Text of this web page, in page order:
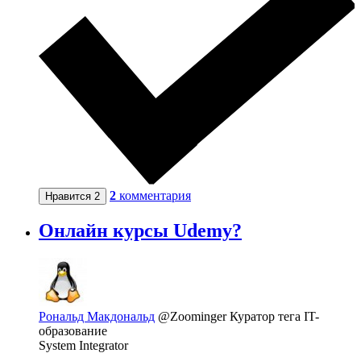
Нравится 2 2 комментария
Онлайн курсы Udemy?
Рональд Макдональд @ZoomingerКуратор тега IT-
образование
System Integrator